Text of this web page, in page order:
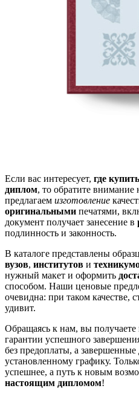
Если вас интересует, где
диплом, то обратите внимание
предлагаем изготовление
оригинальными печатями,
документ получает занесение в
подлинность и законность.
В каталоге представлены
вузов, институтов и
нужный макет и оформить
способом. Наши ценовые
очевидна: при таком качестве,
удивит.
Обращаясь к нам, вы получаете
гарантии успешного
без предоплаты, а
установленному графику.
успешнее, а путь к новым
настоящим дипломом!